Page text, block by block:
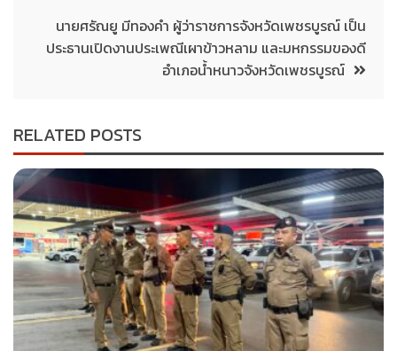
นายศรัณยู มีทองคำ ผู้ว่าราชการจังหวัดเพชรบูรณ์ เป็น
ประธานเปิดงานประเพณีเผาข้าวหลาม และมหกรรมของดี
อำเภอน้ำหนาวจังหวัดเพชรบูรณ์
RELATED POSTS